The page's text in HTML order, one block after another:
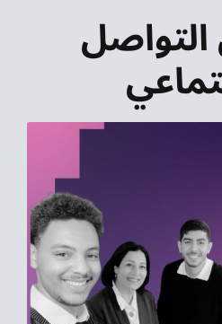
مقالات
موسيقى الشرق
من نحن